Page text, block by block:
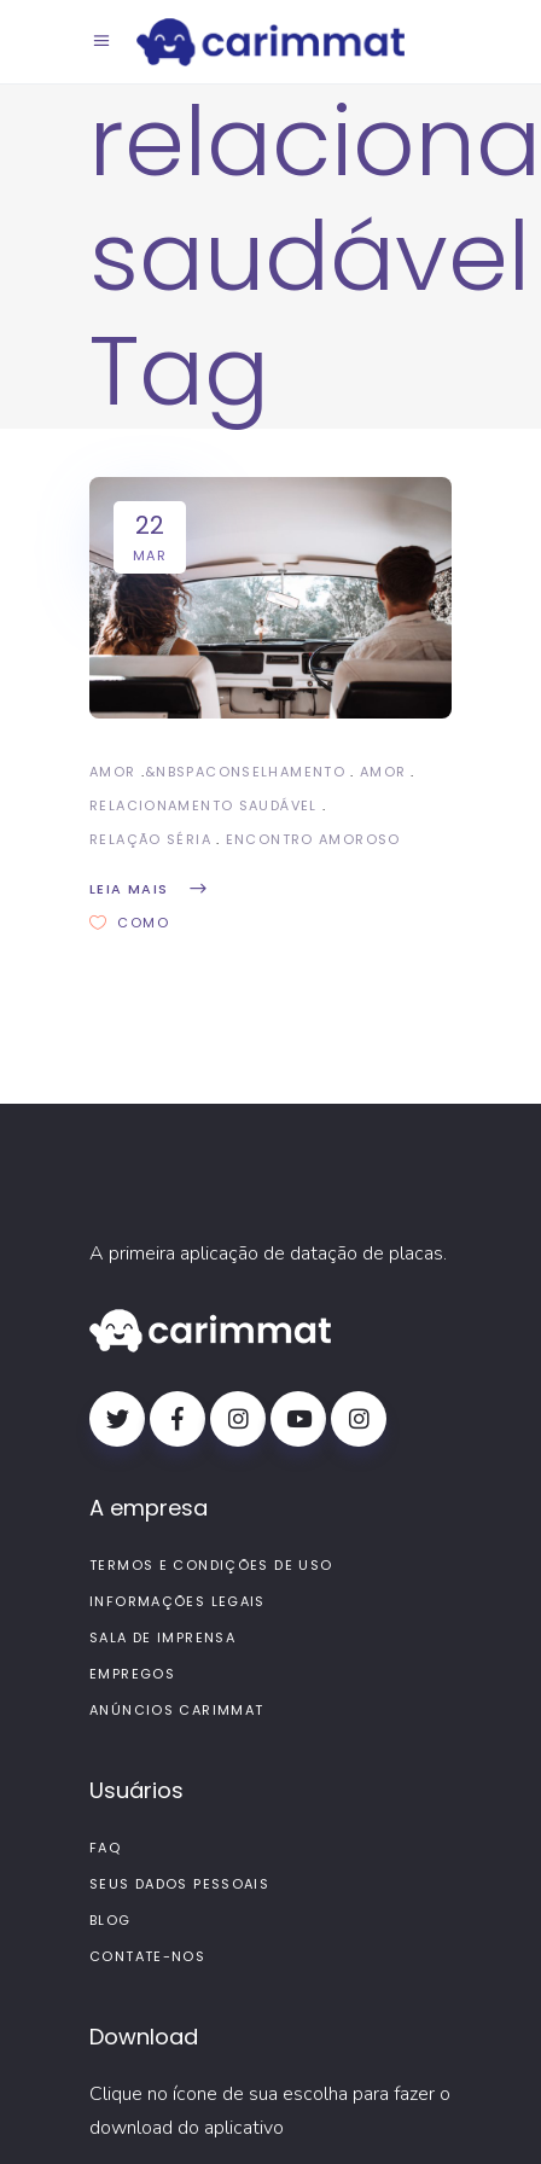
saudável
Tag
22
MAR
AMOR &NBSPACONSELHAMENTO
AMOR
RELACIONAMENTO SAUDÁVEL
RELAÇÃO SÉRIA
ENCONTRO AMOROSO
LEIA MAIS
COMO
A primeira aplicação de datação de placas.
A empresa
TERMOS E CONDIÇÕES DE USO
INFORMAÇÕES LEGAIS
SALA DE IMPRENSA
EMPREGOS
ANÚNCIOS CARIMMAT
Usuários
FAQ
SEUS DADOS PESSOAIS
BLOG
CONTATE-NOS
Download
Clique no ícone de sua escolha para fazer o
download do aplicativo